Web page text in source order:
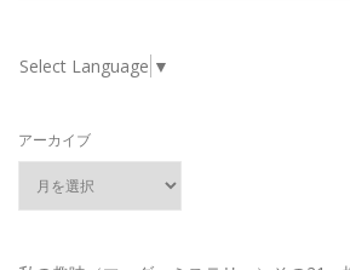
Select Language ▼
アーカイブ